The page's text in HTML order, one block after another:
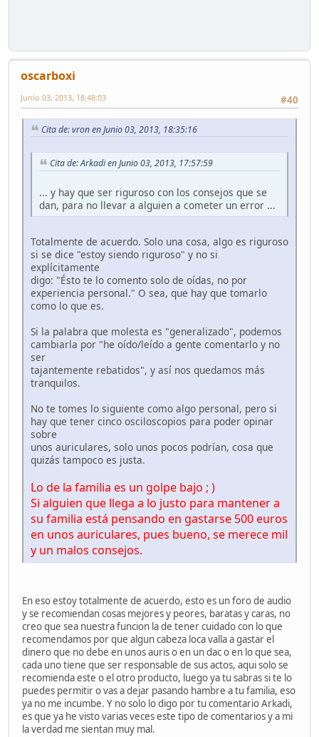
oscarboxi
#40
Junio 03, 2013, 18:48:03
Cita de: vron en Junio 03, 2013, 18:35:16
Cita de: Arkadi en Junio 03, 2013, 17:57:59
... y hay que ser riguroso con los consejos que se
dan, para no llevar a alguien a cometer un error ...
Totalmente de acuerdo. Solo una cosa, algo es riguroso
si se dice "estoy siendo riguroso" y no si
explícitamente
digo: "Ésto te lo comento solo de oídas, no por
experiencia personal." O sea, que hay que tomarlo
como lo que es.
Si la palabra que molesta es "generalizado", podemos
cambiarla por "he oído/leído a gente comentarlo y no
ser
tajantemente rebatidos", y así nos quedamos más
tranquilos.
No te tomes lo siguiente como algo personal, pero si
hay que tener cinco osciloscopios para poder opinar
sobre
unos auriculares, solo unos pocos podrían, cosa que
quizás tampoco es justa.
Lo de la familia es un golpe bajo ; )
Si alguien que llega a lo justo para mantener a
su familia está pensando en gastarse 500 euros
en unos auriculares, pues bueno, se merece mil
y un malos consejos.
En eso estoy totalmente de acuerdo, esto es un foro de audio
y se recomiendan cosas mejores y peores, baratas y caras, no
creo que sea nuestra funcion la de tener cuidado con lo que
recomendamos por que algun cabeza loca valla a gastar el
dinero que no debe en unos auris o en un dac o en lo que sea,
cada uno tiene que ser responsable de sus actos, aqui solo se
recomienda este o el otro producto, luego ya tu sabras si te lo
puedes permitir o vas a dejar pasando hambre a tu familia, eso
ya no me incumbe. Y no solo lo digo por tu comentario Arkadi,
es que ya he visto varias veces este tipo de comentarios y a mi
la verdad me sientan muy mal.